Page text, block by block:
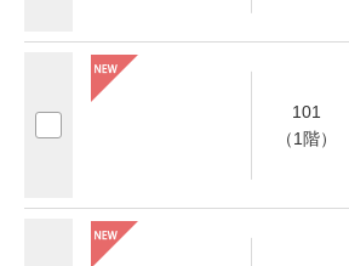
101
（1階）